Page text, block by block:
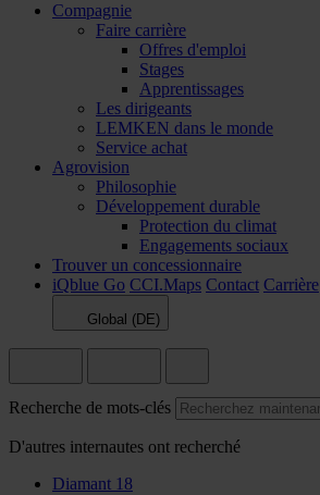
Compagnie
Faire carrière
Offres d'emploi
Stages
Apprentissages
Les dirigeants
LEMKEN dans le monde
Service achat
Agrovision
Philosophie
Développement durable
Protection du climat
Engagements sociaux
Trouver un concessionnaire
iQblue Go CCI.Maps Contact Carrière
Global (DE)
Recherche de mots-clés
D'autres internautes ont recherché
Diamant 18